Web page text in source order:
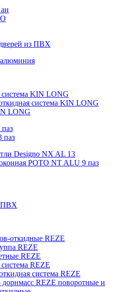
из ПВХ
алюминия
система KIN LONG
система KIN LONG
LONG
паз
Designo NX AL 13
РОТО NT ALU 9 паз
ПВХ
откидные REZE
REZE
REZE
REZE
система REZE
REZE поворотные и